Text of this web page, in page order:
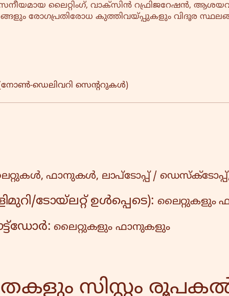
ലൈറ്റിംഗ്, വാക്സിൻ റഫ്രിജറേഷൻ,
രോഗപ്രതിരോധ കുത്തിവയ്പ്പുകളും വിദൂര
ഡെലിവറി സെന്ററുകൾ)
ഫാനുകൾ, ലാപ്‌ടോപ്പ് /
ടോയ്‌ലറ്റ് ഉൾപ്പെടെ): ലൈറ്റുകളും
ലൈറ്റുകളും ഫാനുകളും
സിസ്റ്റം